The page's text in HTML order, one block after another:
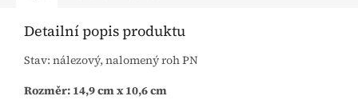
Detailní popis produktu
Stav: nálezový, nalomený roh PN
Rozměr: 14,9 cm x 10,6 cm